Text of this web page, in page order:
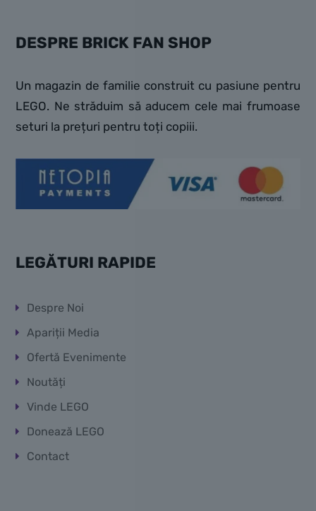
DESPRE BRICK FAN SHOP
Un magazin de familie construit cu pasiune pentru
LEGO. Ne străduim să aducem cele mai frumoase
seturi la prețuri pentru toți copiii.
LEGĂTURI RAPIDE
Despre Noi
Apariții Media
Ofertă Evenimente
Noutăți
Vinde LEGO
Donează LEGO
Contact